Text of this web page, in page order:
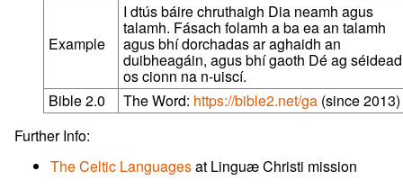
Example
I dtús báire chruthaigh Dia neamh agus
talamh. Fásach folamh a ba ea an talamh
agus bhí dorchadas ar aghaidh an
duibheagáin, agus bhí gaoth Dé ag
os cionn na n‑uiscí.
Bible 2.0
The Word: https://bible2.net/ga(since 2013)
Further Info:
The Celtic Languagesat Linguæ Christi mission